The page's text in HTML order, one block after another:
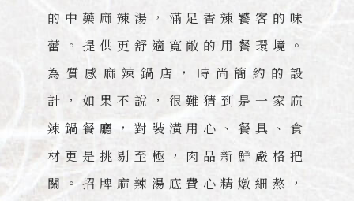
的中藥麻辣湯，滿足香辣饕客的味
蕾。提供更舒適寬敞的用餐環境。
為質感麻辣鍋店，時尚簡約的設
計，如果不說，很難猜到是一家麻
辣鍋餐廳，對裝潢用心、餐具、食
材更是挑剔至極，肉品新鮮嚴格把
關。招牌麻辣湯底費心精燉細熬，